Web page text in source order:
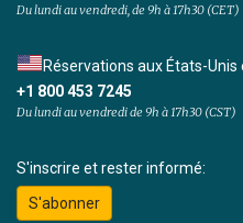
Du lundi au vendredi, de 9h à 17h30 (CET)
Réservations aux États-Unis
+1 800 453 7245
Du lundi au vendredi de 9h à 17h30 (CST)
S'inscrire et rester informé:
S'abonner